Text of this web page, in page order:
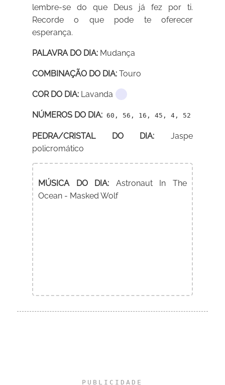
lembre-se do que Deus já fez por ti.
Recorde o que pode te oferecer
esperança.
PALAVRA DO DIA: Mudança
COMBINAÇÃO DO DIA: Touro
COR DO DIA: Lavanda
NÚMEROS DO DIA: 60, 56, 16, 45, 4, 52
PEDRA/CRISTAL DO DIA: Jaspe
policromático
MÚSICA DO DIA: Astronaut In The
Ocean - Masked Wolf